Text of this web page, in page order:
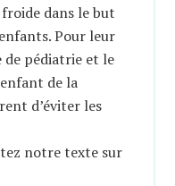
dans le but
Pour leur
de pédiatrie et le
de la
d’éviter les
notre texte sur